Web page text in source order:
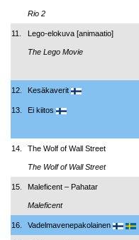
Rio 2
11. Lego-elokuva [animaatio]
The Lego Movie
12. Kesäkaverit
13. Ei kiitos
14. The Wolf of Wall Street
The Wolf of Wall Street
15. Maleficent – Pahatar
Maleficent
16. Vadelmavenepakolainen